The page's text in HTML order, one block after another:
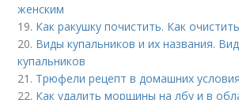
женским
19. Как ракушку почистить. Как
20. Виды купальников и их названия.
купальников
21. Трюфели рецепт в домашних
22. Как удалить морщины на лбу и в